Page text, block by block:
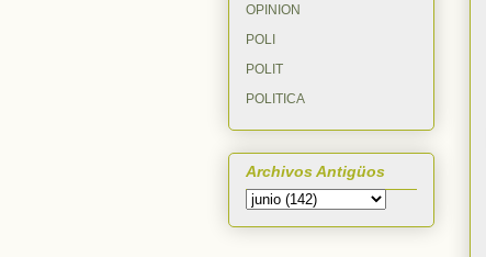
OPINION
POLI
POLIT
POLITICA
Archivos Antigüos